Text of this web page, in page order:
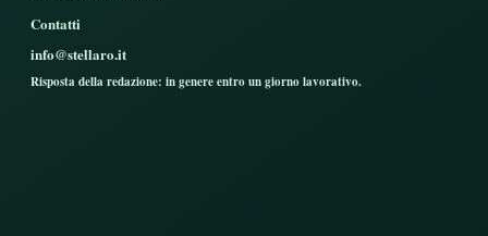
Contatti
info@stellaro.it
Risposta della redazione: in genere entro un giorno lavorativo.